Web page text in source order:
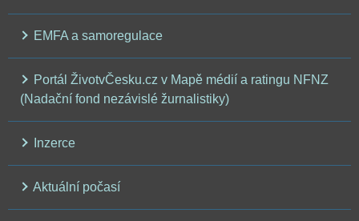
EMFA a samoregulace
Portál ŽivotvČesku.cz v Mapě médií a ratingu NFNZ
(Nadační fond nezávislé žurnalistiky)
Inzerce
Aktuální počasí